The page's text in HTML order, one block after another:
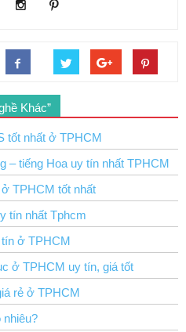
Khác”
tốt nhất ở TPHCM
– tiếng Hoa uy tín nhất TPHCM
TPHCM tốt nhất
tín nhất Tphcm
tín ở TPHCM
ở TPHCM uy tín, giá tốt
rẻ ở TPHCM
nhiêu?